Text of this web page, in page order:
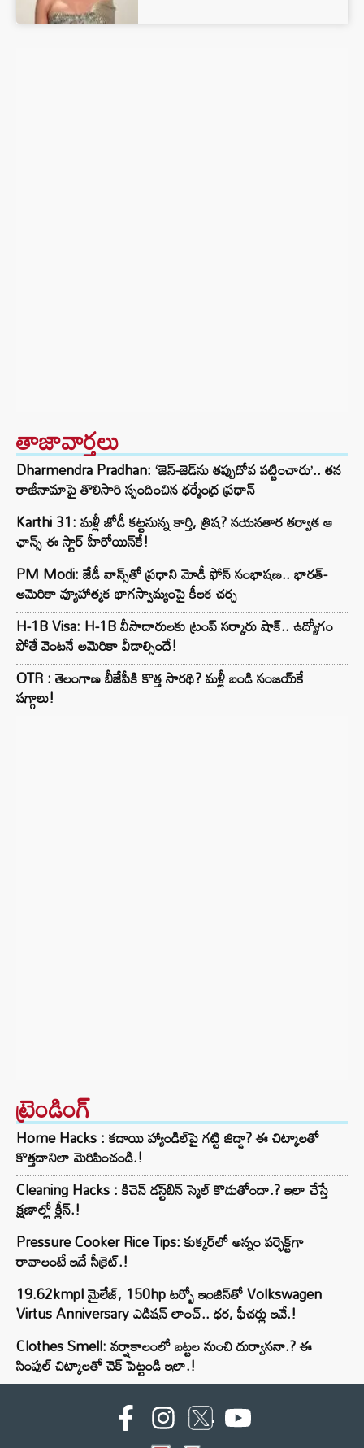
తాజావార్తలు
Dharmendra Pradhan: ‘జెన్-జెడ్‌ను తప్పుదోవ పట్టించారు’.. తన
రాజీనామాపై తొలిసారి స్పందించిన ధర్మేంద్ర ప్రధాన్
Karthi 31: మళ్లీ జోడీ కట్టనున్న కార్తి, త్రిష? నయనతార తర్వాత ఆ
ఛాన్స్ ఈ స్టార్ హీరోయిన్‌కే!
PM Modi: జేడీ వాన్స్‌తో ప్రధాని మోడీ ఫోన్ సంభాషణ.. భారత్-
అమెరికా వ్యూహాత్మక భాగస్వామ్యంపై కీలక చర్చ
H-1B Visa: H-1B వీసాదారులకు ట్రంప్ సర్కారు షాక్.. ఉద్యోగం
పోతే వెంటనే అమెరికా వీడాల్సిందే!
OTR : తెలంగాణ బీజేపీకి కొత్త సారథి? మళ్లీ బండి సంజయ్‌కే
పగ్గాలు!
ట్రెండింగ్‌
Home Hacks : కడాయి హ్యాండిల్‌పై గట్టి జిడ్డా? ఈ చిట్కాలతో
కొత్తదానిలా మెరిపించండి.!
Cleaning Hacks : కిచెన్ డస్ట్‌బిన్ స్మెల్ కొడుతోందా.? ఇలా చేస్తే
క్షణాల్లో క్లీన్.!
Pressure Cooker Rice Tips: కుక్కర్‌లో అన్నం పర్ఫెక్ట్‌గా
రావాలంటే ఇదే సీక్రెట్.!
19.62kmpl మైలేజ్, 150hp టర్బో ఇంజిన్‌తో Volkswagen
Virtus Anniversary ఎడిషన్ లాంచ్.. ధర, ఫీచర్లు ఇవే.!
Clothes Smell: వర్షాకాలంలో బట్టల నుంచి దుర్వాసనా.? ఈ
సింపుల్ చిట్కాలతో చెక్ పెట్టండి ఇలా.!